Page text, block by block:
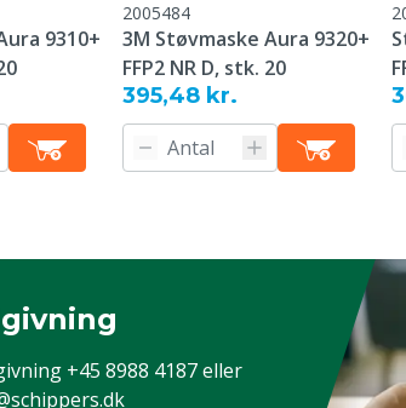
Kvæg, Svin, Fjerkræ, Får, Geder,
Hvid
9310+
2005484
3M Støvmaske Aura 9320+
FFP2 NR D, stk. 20
395,48 kr.
+45 8988 4187eller